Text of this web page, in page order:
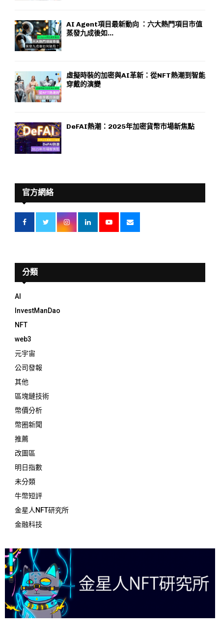
AI Agent項目最新動向 ：六大熱門項目市值
蒸發九成後如...
虛擬時裝的加密與AI革新：從NFT熱潮到智能
穿戴的演變
DeFAI熱潮：2025年加密貨幣市場新焦點
官方網絡
分類
AI
InvestManDao
NFT
web3
元宇宙
公司發報
其他
區塊鏈技術
幣價分析
幣圈新聞
推薦
改圖區
明日指數
未分類
牛幣短評
金星人NFT研究所
金融科技